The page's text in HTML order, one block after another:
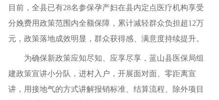
目前，全县已有28名参保孕产妇在县内定点医疗机构享受
分娩费用政策范围内全额保障，累计减轻群众负担超12万
元，政策落地成效明显，群众获得感、满意度持续提升。
为确保新政策应知尽知、应享尽享，蓝山县医保局组
建政策宣讲小分队，进村入户，开展面对面、零距离宣
讲，用接地气的方式讲解报销标准、结算流程、除外项目